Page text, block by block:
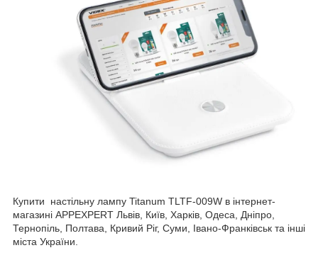
Купити настільну лампу Titanum TLTF-009W в інтернет-
магазині APPEXPERT Львів, Київ, Харків, Одеса, Дніпро,
Тернопіль, Полтава, Кривий Ріг, Суми, Івано-Франківськ та інші
міста України.